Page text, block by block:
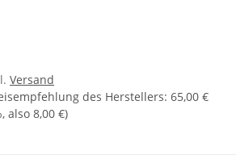
Versand
des Herstellers: 65,00 €
, also 8,00 €)